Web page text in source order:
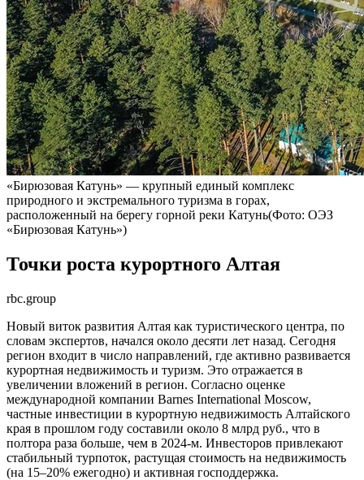
«Бирюзовая Катунь» — крупный единый комплекс
природного и экстремального туризма в горах,
расположенный на берегу горной реки Катунь(Фото: ОЭЗ
«Бирюзовая Катунь»)
Точки роста курортного Алтая
rbc.group
Новый виток развития Алтая как туристического центра, по
словам экспертов, начался около десяти лет назад. Сегодня
регион входит в число направлений, где активно развивается
курортная недвижимость и туризм. Это отражается в
увеличении вложений в регион. Согласно оценке
международной компании Barnes International Moscow,
частные инвестиции в курортную недвижимость Алтайского
края в прошлом году составили около 8 млрд руб., что в
полтора раза больше, чем в 2024-м. Инвесторов привлекают
стабильный турпоток, растущая стоимость на недвижимость
(на 15–20% ежегодно) и активная господдержка.